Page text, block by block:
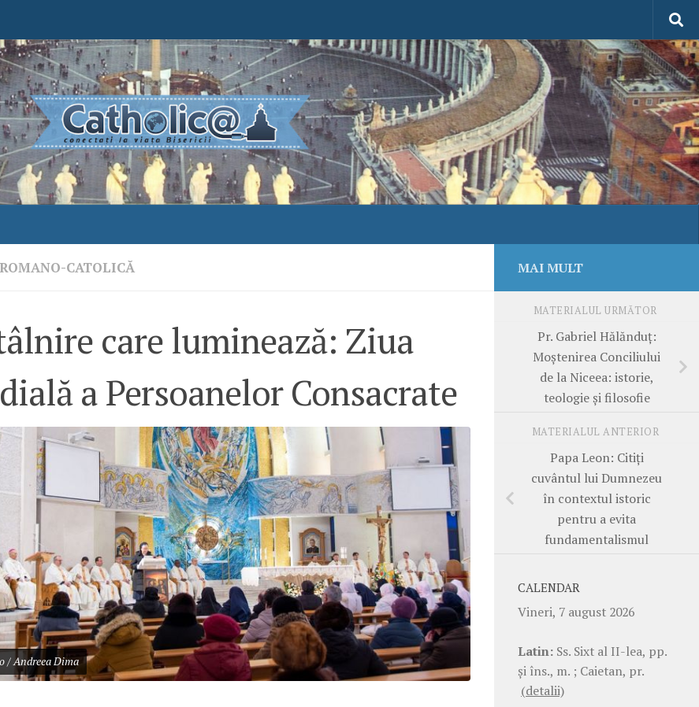
CATOLICĂ
care luminează: Ziua
a Persoanelor Consacrate
/ Andreea Dima
MAI MULT
MATERIALUL URMĂTOR
Pr. Gabriel Hălănduț:
Moștenirea Conciliului
de la Niceea: istorie,
teologie și filosofie
MATERIALUL ANTERIOR
Papa Leon: Citiți
cuvântul lui Dumnezeu
în contextul istoric
pentru a evita
fundamentalismul
CALENDAR
Vineri, 7 august 2026
Latin: Ss. Sixt al II-lea, pp.
şi îns., m. ; Caietan, pr.
(detalii)